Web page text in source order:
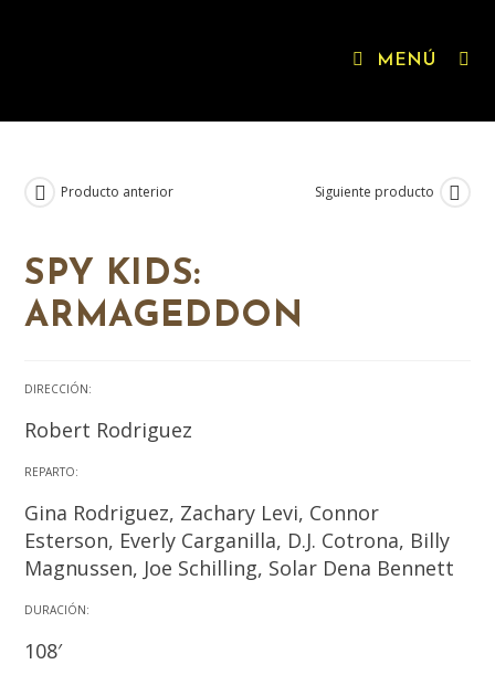
MENÚ
Producto anterior Siguiente producto
SPY KIDS:
ARMAGEDDON
DIRECCIÓN:
Robert Rodriguez
REPARTO:
Gina Rodriguez, Zachary Levi, Connor
Esterson, Everly Carganilla, D.J. Cotrona, Billy
Magnussen, Joe Schilling, Solar Dena Bennett
DURACIÓN:
108′